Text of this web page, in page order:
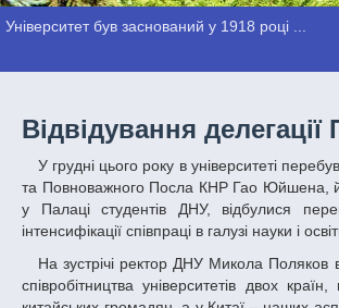
Університет був заснований у 1918 році ...
Відвідування
У грудні цього року в університеті перебувала з візитом делегація Посольства Китайської Народної Республіки в Україні у складі Надзвичайного
та Повноважного Посла КНР Гао Юйшена,
у Палаці студентів ДНУ, відбулися
інтенсифікації співпраці в галузі науки і
На зустрічі ректор ДНУ Микола Поляков висловив упевненість, що цей візит делегації Посольства КНР надасть вагоме прискорення розвитку
співробітництва університетів двох